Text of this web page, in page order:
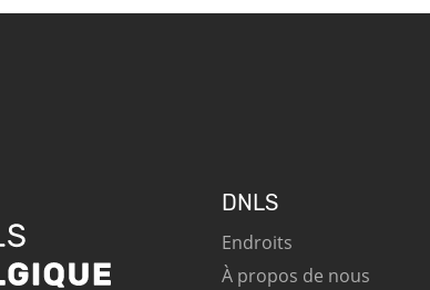
DNLS
Endroits
À propos de nous